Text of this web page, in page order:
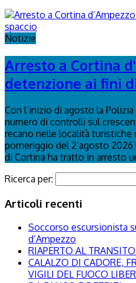
Notizie
Arresto a Cortina
detenzione ai fini
Con l’inizio di agosto la
numero di controlli sul
recano nelle località turistiche
pomeriggio del 2 agosto
di Cortina ha tratto in arresto
Ricerca per:
Articoli recenti
Soccorso escursionista
d’Ampezzo
RIAPERTO AL
CALALZO DI CADORE,
VIGILI DEL FUOCO